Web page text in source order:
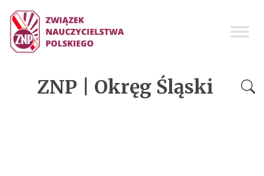
ZNP | Okręg Śląski